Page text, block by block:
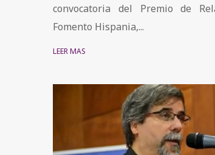
convocatoria del Premio de
Fomento Hispania,...
LEER MÁS